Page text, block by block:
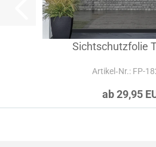
Sichtschutzfolie
Artikel‑Nr.: FP-
ab 29,95